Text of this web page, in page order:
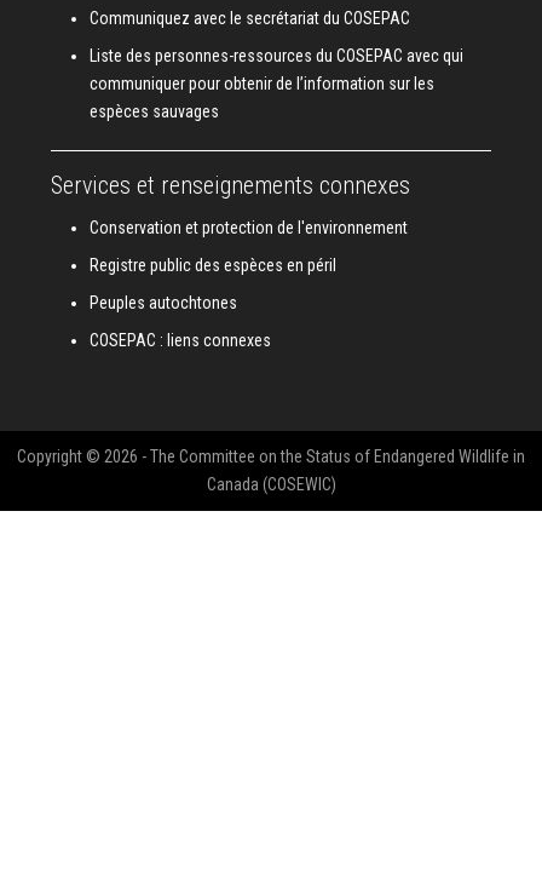
Communiquez avec le secrétariat du COSEPAC
Liste des personnes-ressources du COSEPAC avec qui
communiquer pour obtenir de l’information sur les
espèces sauvages
Services et renseignements connexes
Conservation et protection de l'environnement
Registre public des espèces en péril
Peuples autochtones
COSEPAC : liens connexes
Copyright © 2026 - The Committee on the Status of Endangered Wildlife in
Canada (COSEWIC)